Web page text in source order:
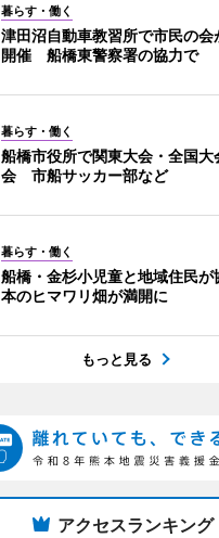
暮らす・働く
津田沼自動車教習所で市民の会
開催 船橋東警察署の協力で
暮らす・働く
船橋市役所で関東大会・全国
会 市船サッカー部など
暮らす・働く
船橋・金杉小児童と地域住民
本のヒマワリ畑が満開に
もっと見る
アクセスランキング